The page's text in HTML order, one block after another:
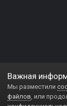
Важная
Мы разместили
файлов, или